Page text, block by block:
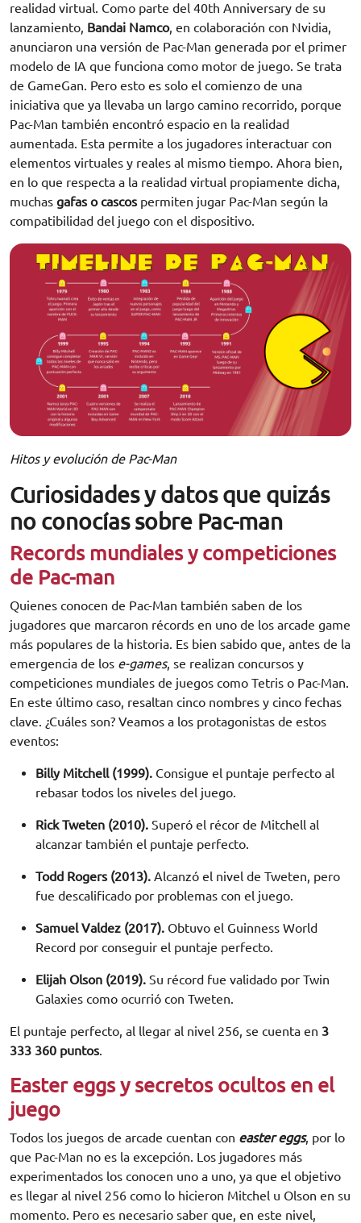
realidad virtual. Como parte del 40th Anniversary de su
lanzamiento, Bandai Namco, en colaboración con Nvidia,
anunciaron una versión de Pac-Man generada por el primer
modelo de IA que funciona como motor de juego. Se trata
de GameGan. Pero esto es solo el comienzo de una
iniciativa que ya llevaba un largo camino recorrido, porque
Pac-Man también encontró espacio en la realidad
aumentada. Esta permite a los jugadores interactuar con
elementos virtuales y reales al mismo tiempo. Ahora bien,
en lo que respecta a la realidad virtual propiamente dicha,
muchas gafas o cascos permiten jugar Pac-Man según la
compatibilidad del juego con el dispositivo.
Hitos y evolución de Pac-Man
Curiosidades y datos que quizás
no conocías sobre Pac-man
Records mundiales y competiciones
de Pac-man
Quienes conocen de Pac-Man también saben de los
jugadores que marcaron récords en uno de los arcade game
más populares de la historia. Es bien sabido que, antes de la
emergencia de los e-games, se realizan concursos y
competiciones mundiales de juegos como Tetris o Pac-Man.
En este último caso, resaltan cinco nombres y cinco fechas
clave. ¿Cuáles son? Veamos a los protagonistas de estos
eventos:
Billy Mitchell (1999). Consigue el puntaje perfecto al
rebasar todos los niveles del juego.
Rick Tweten (2010). Superó el récor de Mitchell al
alcanzar también el puntaje perfecto.
Todd Rogers (2013). Alcanzó el nivel de Tweten, pero
fue descalificado por problemas con el juego.
Samuel Valdez (2017). Obtuvo el Guinness World
Record por conseguir el puntaje perfecto.
Elijah Olson (2019). Su récord fue validado por Twin
Galaxies como ocurrió con Tweten.
El puntaje perfecto, al llegar al nivel 256, se cuenta en 3
333 360 puntos.
Easter eggs y secretos ocultos en el
juego
Todos los juegos de arcade cuentan con easter eggs, por lo
que Pac-Man no es la excepción. Los jugadores más
experimentados los conocen uno a uno, ya que el objetivo
es llegar al nivel 256 como lo hicieron Mitchel u Olson en su
momento. Pero es necesario saber que, en este nivel,
Solicita información